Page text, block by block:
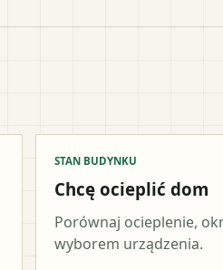
STAN BUDYNKU
Chcę ocieplić dom
Porównaj ocieplenie,
wyborem urządzenia.